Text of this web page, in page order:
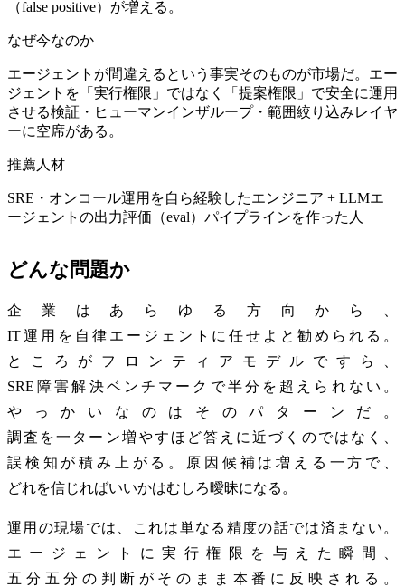
（false positive）が増える。
なぜ今なのか
エージェントが間違えるという事実そのものが市場だ。エー
ジェントを「実行権限」ではなく「提案権限」で安全に運用
させる検証・ヒューマンインザループ・範囲絞り込みレイヤ
ーに空席がある。
推薦人材
SRE・オンコール運用を自ら経験したエンジニア + LLMエ
ージェントの出力評価（eval）パイプラインを作った人
どんな問題か
企業はあらゆる方向から、
IT運用を自律エージェントに任せよと勧められる。
ところがフロンティアモデルですら、
SRE障害解決ベンチマークで半分を超えられない。
やっかいなのはそのパターンだ。
調査を一ターン増やすほど答えに近づくのではなく、
誤検知が積み上がる。原因候補は増える一方で、
どれを信じればいいかはむしろ曖昧になる。
運用の現場では、これは単なる精度の話では済まない。
エージェントに実行権限を与えた瞬間、
五分五分の判断がそのまま本番に反映される。